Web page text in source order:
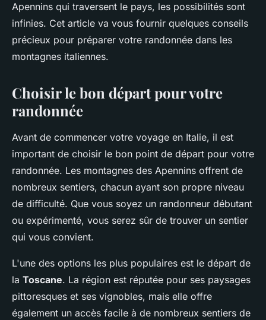
Apennins qui traversent le pays, les possibilités sont
infinies. Cet article va vous fournir quelques conseils
précieux pour préparer votre randonnée dans les
montagnes italiennes.
Choisir le bon départ pour votre
randonnée
Avant de commencer votre voyage en Italie, il est
important de choisir le bon point de départ pour votre
randonnée. Les montagnes des Apennins offrent de
nombreux sentiers, chacun ayant son propre niveau
de difficulté. Que vous soyez un randonneur débutant
ou expérimenté, vous serez sûr de trouver un sentier
qui vous convient.
L'une des options les plus populaires est le départ de
la Toscane. La région est réputée pour ses paysages
pittoresques et ses vignobles, mais elle offre
également un accès facile à de nombreux sentiers de